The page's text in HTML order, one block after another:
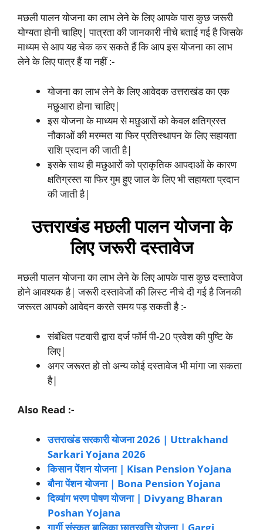
मछली पालन योजना का लाभ लेने के लिए आपके पास कुछ जरूरी
योग्यता होनी चाहिए| पात्रता की जानकारी नीचे बताई गई है जिसके
माध्यम से आप यह चेक कर सकते हैं कि आप इस योजना का लाभ
लेने के लिए पात्र हैं या नहीं :-
योजना का लाभ लेने के लिए आवेदक उत्तराखंड का एक
मछुआरा होना चाहिए|
इस योजना के माध्यम से मछुआरों को केवल क्षतिग्रस्त
नौकाओं की मरम्मत या फिर प्रतिस्थापन के लिए सहायता
राशि प्रदान की जाती है|
इसके साथ ही मछुआरों को प्राकृतिक आपदाओं के कारण
क्षतिग्रस्त या फिर गुम हुए जाल के लिए भी सहायता प्रदान
की जाती है|
उत्तराखंड मछली पालन योजना के
लिए जरूरी दस्तावेज
मछली पालन योजना का लाभ लेने के लिए आपके पास कुछ दस्तावेज
होने आवश्यक है| जरूरी दस्तावेजों की लिस्ट नीचे दी गई है जिनकी
जरूरत आपको आवेदन करते समय पड़ सकती है :-
संबंधित पटवारी द्वारा दर्ज फॉर्म पी-20 प्रवेश की पुष्टि के
लिए|
अगर जरूरत हो तो अन्य कोई दस्तावेज भी मांगा जा सकता
है|
Also Read :-
उत्तराखंड सरकारी योजना 2026 | Uttrakhand
Sarkari Yojana 2026
किसान पेंशन योजना | Kisan Pension Yojana
बौना पेंशन योजना | Bona Pension Yojana
दिव्यांग भरण पोषण योजना | Divyang Bharan
Poshan Yojana
गार्गी संस्कृत बालिका छात्रवृत्ति योजना | Gargi